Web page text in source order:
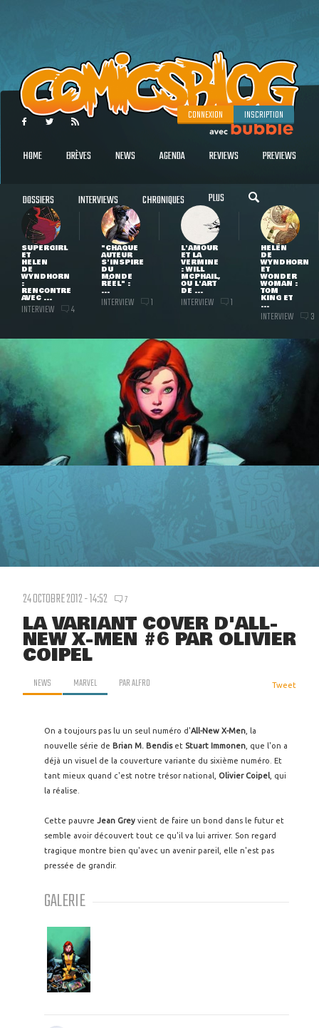
CONNEXION INSCRIPTION
HOME BRÈVES NEWS AGENDA REVIEWS PREVIEWS
DOSSIERS INTERVIEWS CHRONIQUES PLUS
SUPERGIRL
ET
HELEN
DE
WYNDHORN
:
RENCONTRE
AVEC ...
INTERVIEW 4
"CHAQUE
AUTEUR
S'INSPIRE
DU
MONDE
RÉEL" :
...
INTERVIEW 1
L'AMOUR
ET LA
VERMINE
: WILL
MCPHAIL,
OU L'ART
DE ...
INTERVIEW 1
HELEN
DE
WYNDHORN
ET
WONDER
WOMAN :
TOM
KING ET
...
INTERVIEW 3
24 OCTOBRE 2012 - 14:52 7
LA VARIANT COVER D'ALL-
NEW X-MEN #6 PAR OLIVIER
COIPEL
NEWS MARVEL PARALFRO Tweet
On a toujours pas lu un seul numéro d'All-New X-Men , la
nouvelle série de Brian M. Bendiset Stuart Immonen , que l'on a
déjà un visuel de la couverture variante du sixième numéro. Et
tant mieux quand c'est notre trésor national, Olivier Coipel , qui
la réalise.
Cette pauvre Jean Grey vient de faire un bond dans le futur et
semble avoir découvert tout ce qu'il va lui arriver. Son regard
tragique montre bien qu'avec un avenir pareil, elle n'est pas
pressée de grandir.
GALERIE